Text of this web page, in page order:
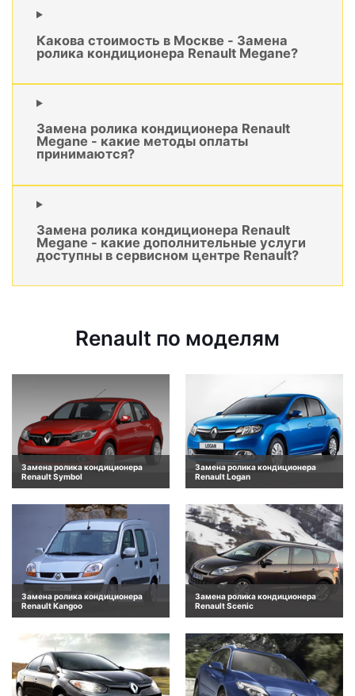
Какова стоимость в Москве - Замена
ролика кондиционера Renault Megane?
Замена ролика кондиционера Renault
Megane - какие методы оплаты
принимаются?
Замена ролика кондиционера Renault
Megane - какие дополнительные услуги
доступны в сервисном центре Renault?
Renault по моделям
Замена ролика кондиционера
Renault Symbol
Замена ролика кондиционера
Renault Logan
Замена ролика кондиционера
Renault Kangoo
Замена ролика кондиционера
Renault Scenic